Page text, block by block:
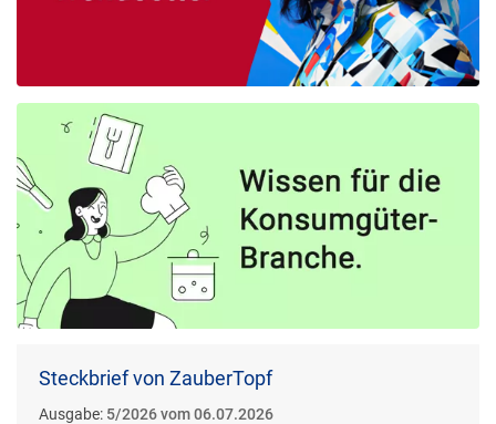
Steckbrief von ZauberTopf
Ausgabe: 5/2026 vom 06.07.2026